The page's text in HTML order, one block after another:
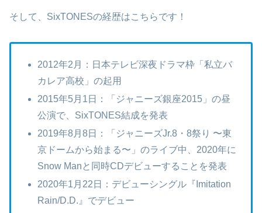
そして、SixTONESの経歴はこちらです！
2012年2月：日本テレビ深夜ドラマ枠「私立バ
カレア高校」の起用
2015年5月1日：「ジャニーズ銀座2015」の昼
公演で、SixTONES結成を発表
2019年8月8日：「ジャニーズJr.8・8祭り 〜東
京ドームから始まる〜」のライブ中、2020年に
Snow Manと同時CDデビューすることを発表
2020年1月22日：デビューシングル『Imitation
Rain/D.D.』でデビュー